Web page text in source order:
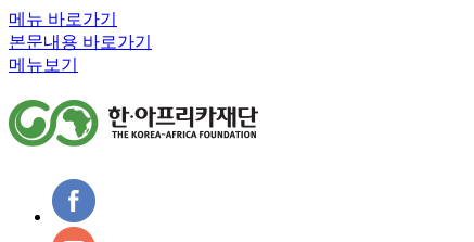
메뉴 바로가기
본문내용 바로가기
메뉴보기